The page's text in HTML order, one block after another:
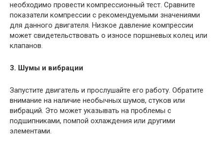
необходимо провести компрессионный тест. Сравните
показатели компрессии с рекомендуемыми значениями
для данного двигателя. Низкое давление компрессии
может свидетельствовать о износе поршневых колец или
клапанов.
3. Шумы и вибрации
Запустите двигатель и прослушайте его работу. Обратите
внимание на наличие необычных шумов, стуков или
вибраций. Это может указывать на проблемы с
подшипниками, помпой охлаждения или другими
элементами.